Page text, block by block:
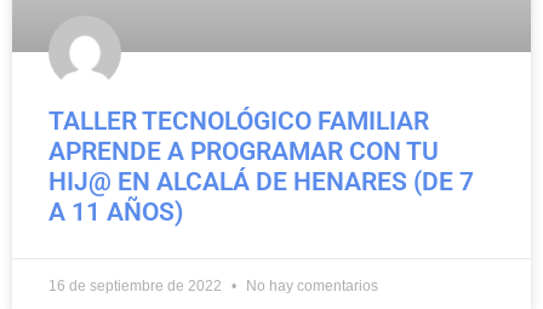
TALLER TECNOLÓGICO FAMILIAR
APRENDE A PROGRAMAR CON TU
HIJ@ EN ALCALÁ DE HENARES (DE 7
A 11 AÑOS)
16 de septiembre de 2022 No hay comentarios